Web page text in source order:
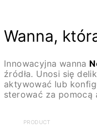
Wanna,
Innowacyjna wanna
źródła. Unosi się
aktywować lub
sterować za pomocą
PRODUCT